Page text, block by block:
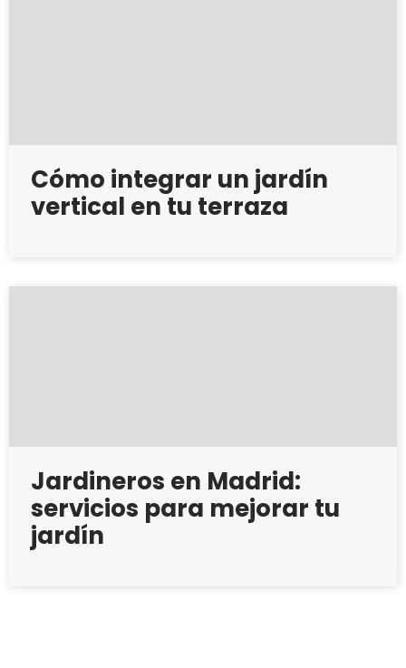
Cómo integrar un jardín
vertical en tu terraza
Jardineros en Madrid:
servicios para mejorar tu
jardín